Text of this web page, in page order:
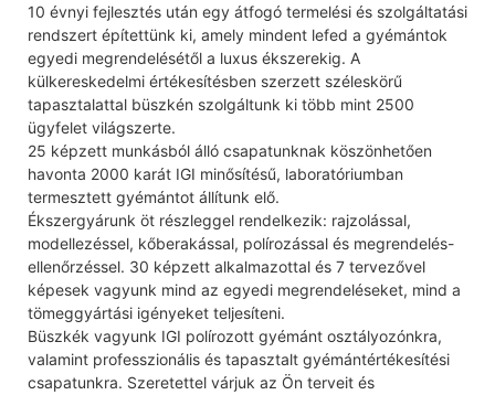
10 évnyi fejlesztés után egy átfogó termelési és szolgáltatási
rendszert építettünk ki, amely mindent lefed a gyémántok
egyedi megrendelésétől a luxus ékszerekig. A
külkereskedelmi értékesítésben szerzett széleskörű
tapasztalattal büszkén szolgáltunk ki több mint 2500
ügyfelet világszerte.
25 képzett munkásból álló csapatunknak köszönhetően
havonta 2000 karát IGI minősítésű, laboratóriumban
termesztett gyémántot állítunk elő.
Ékszergyárunk öt részleggel rendelkezik: rajzolással,
modellezéssel, kőberakással, polírozással és megrendelés-
ellenőrzéssel. 30 képzett alkalmazottal és 7 tervezővel
képesek vagyunk mind az egyedi megrendeléseket, mind a
tömeggyártási igényeket teljesíteni.
Büszkék vagyunk IGI polírozott gyémánt osztályozónkra,
valamint professzionális és tapasztalt gyémántértékesítési
csapatunkra. Szeretettel várjuk az Ön terveit és